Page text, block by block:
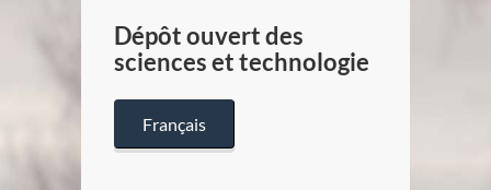
Dépôt ouvert des
sciences et technologie
Français